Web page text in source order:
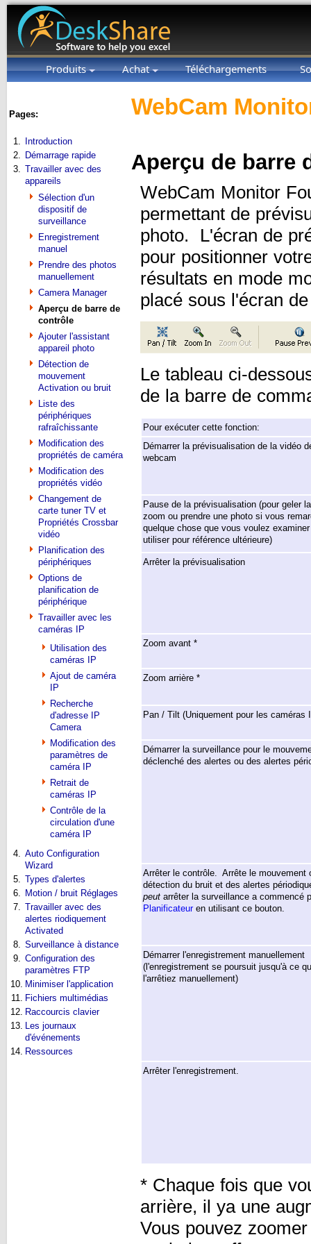
Produits Achat Téléchargements
Pages:
1.
Introduction
2. Démarrage rapide
3. Travailler avec des
appareils
Sélection d'un
dispositif de
surveillance
Enregistrement
manuel
Prendre des photos
manuellement
Camera Manager
Aperçu de barre de
contrôle
Ajouter l'assistant
appareil photo
Détection de
mouvement
Activation ou bruit
Liste des
périphériques
rafraîchissante
Modification des
propriétés de caméra
Modification des
propriétés vidéo
Changement de
carte tuner TV et
Propriétés Crossbar
vidéo
Planification des
périphériques
Options de
planification de
périphérique
Travailler avec les
caméras IP
Utilisation des
caméras IP
Ajout de caméra
IP
Recherche
d'adresse IP
Camera
Modification des
paramètres de
caméra IP
Retrait de
caméras IP
Contrôle de la
circulation d'une
caméra IP
4. Auto Configuration
Wizard
5. Types d'alertes
6. Motion / bruit Réglages
7. Travailler avec des
alertes riodiquement
Activated
8. Surveillance à distance
9. Configuration des
paramètres FTP
10. Minimiser l'application
11. Fichiers multimédias
12. Raccourcis clavier
13. Les journaux
d'événements
14. Ressources
WebCam
Aperçu de barre
WebCam Monitor
permettant de
photo. L'écran de
pour positionner
résultats en mode
placé sous l'écran
Le tableau ci-
de la barre de
Pour exécuter cette fonction:
Démarrer la prévisualisation de la vidéo
webcam
Pause de la prévisualisation (pour geler
zoom ou prendre une photo si vous
quelque chose que vous voulez
utiliser pour référence ultérieure)
Arrêter la prévisualisation
Zoom avant *
Zoom arrière *
Pan / Tilt (Uniquement pour les caméras
Démarrer la surveillance pour le
déclenché des alertes ou des alertes
Arrêter le contrôle. Arrête le mouvement
détection du bruit et des alertes
peut arrêter la surveillance a commencé
Planificateuren utilisant ce bouton.
Démarrer l'enregistrement manuellement
(l'enregistrement se poursuit jusqu'à ce
l'arrêtiez manuellement)
Arrêter l'enregistrement.
* Chaque fois que
arrière, il ya une
Vous pouvez